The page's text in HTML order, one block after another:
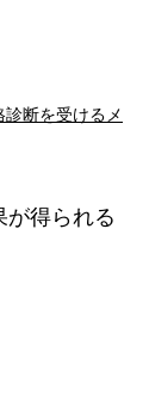
診断を受けるメ
が得られる